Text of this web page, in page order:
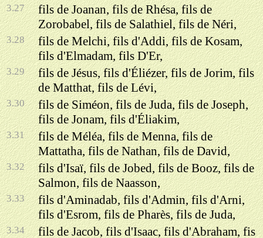
3.27
fils de Joanan, fils de Rhésa, fils de
Zorobabel, fils de Salathiel, fils de Néri,
3.28
fils de Melchi, fils d'Addi, fils de Kosam,
fils d'Elmadam, fils D'Er,
3.29
fils de Jésus, fils d'Éliézer, fils de Jorim, fils
de Matthat, fils de Lévi,
3.30
fils de Siméon, fils de Juda, fils de Joseph,
fils de Jonam, fils d'Éliakim,
3.31
fils de Méléa, fils de Menna, fils de
Mattatha, fils de Nathan, fils de David,
3.32
fils d'Isaï, fils de Jobed, fils de Booz, fils de
Salmon, fils de Naasson,
3.33
fils d'Aminadab, fils d'Admin, fils d'Arni,
fils d'Esrom, fils de Pharès, fils de Juda,
3.34
fils de Jacob, fils d'Isaac, fils d'Abraham, fis